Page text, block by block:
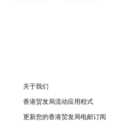
关于我们
香港贸发局流动应用程式
更新您的香港贸发局电邮订阅